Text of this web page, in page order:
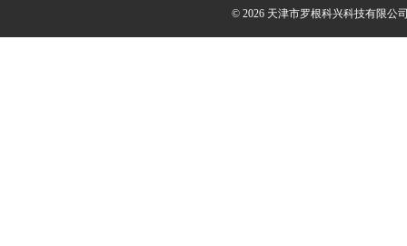
© 2026 天津市罗根科兴科技有限公